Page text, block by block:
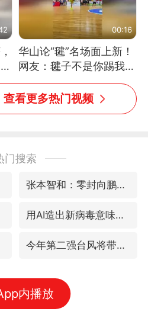
00:16
华山论“毽”名场面上新！
网友：毽子不是你踢我
捡，我踢你捡吗
看更多热门视频
门搜索
张本智和：零封向鹏不意外
用AI造出新病毒意味着什么
今年第二强台风将带来多大影响
内播放